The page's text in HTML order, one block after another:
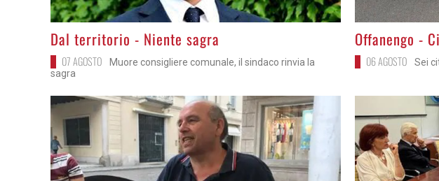
>
Dal territorio - Niente sagra
07 AGOSTO
Muore consigliere comunale, il sindaco rinvia la
sagra
>
Offanengo -
06 AGOSTO Sei